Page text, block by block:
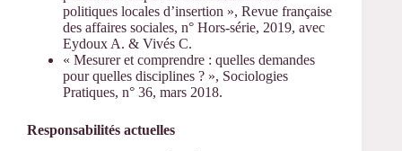
politiques locales d’insertion », Revue française
des affaires sociales, n° Hors-série, 2019, avec
Eydoux A. & Vivés C.
« Mesurer et comprendre : quelles demandes
pour quelles disciplines ? », Sociologies
Pratiques, n° 36, mars 2018.
Responsabilités actuelles